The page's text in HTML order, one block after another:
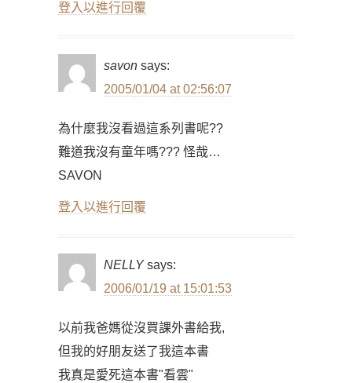
登入以進行回覆
savon says:
2005/01/04 at 02:56:07
為什麼我沒看過這系列書呢??
難道我沒有童年嗎??? 怪哉…
SAVON
登入以進行回覆
NELLY says:
2006/01/19 at 15:01:53
以前我爸媽從沒買課外書給我,
但我的好朋友送了我這本書
我真是愛死這本書"看雲"